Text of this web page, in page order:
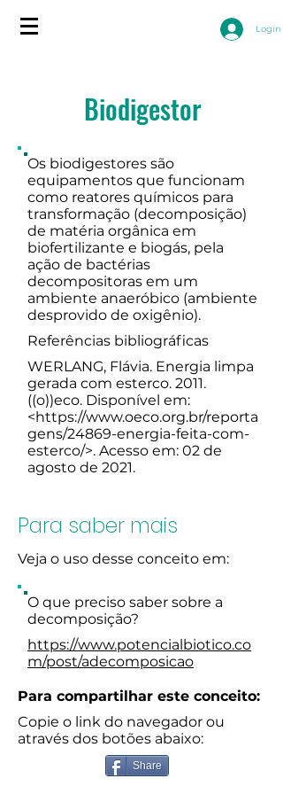
Login
Biodigestor
Os biodigestores são
equipamentos que funcionam
como reatores químicos para
transformação (decomposição)
de matéria orgânica em
biofertilizante e biogás, pela
ação de bactérias
decompositoras em um
ambiente anaeróbico (ambiente
desprovido de oxigênio).
Referências bibliográficas
WERLANG, Flávia. Energia limpa
gerada com esterco. 2011.
((o))eco. Disponível em:
<https://www.oeco.org.br/reporta
gens/24869-energia-feita-com-
esterco/>. Acesso em: 02 de
agosto de 2021.
Para saber mais
Veja o uso desse conceito em:
O que preciso saber sobre a
decomposição?
https://www.potencialbiotico.co
m/post/adecomposicao
Para compartilhar este conceito:
Copie o link do navegador ou
através dos botões abaixo:
Share